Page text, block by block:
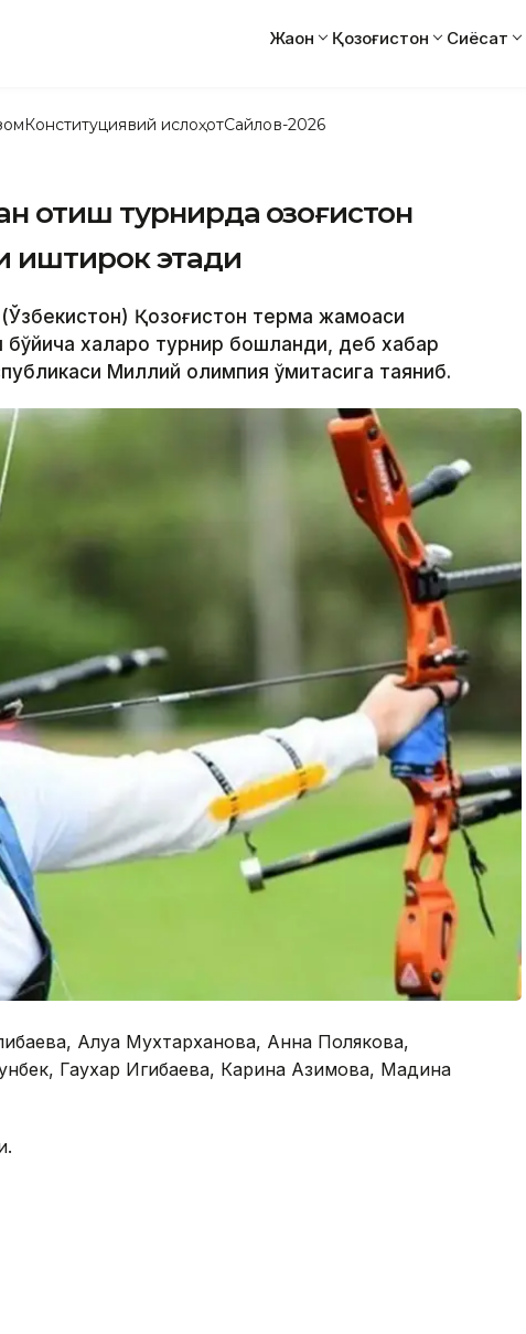
Жаҳон Қозоғистон Сиёсат
Конституциявий ислоҳотСайлов-2026
отиш турнирда Қозоғистон
иштирок этади
Қозоғистон терма жамоаси
халқаро турнир бошланди, деб хабар
Миллий олимпия қўмитасига таяниб.
Алуа Мухтарханова, Анна Полякова,
Гаухар Игибаева, Карина Азимова, Мадина